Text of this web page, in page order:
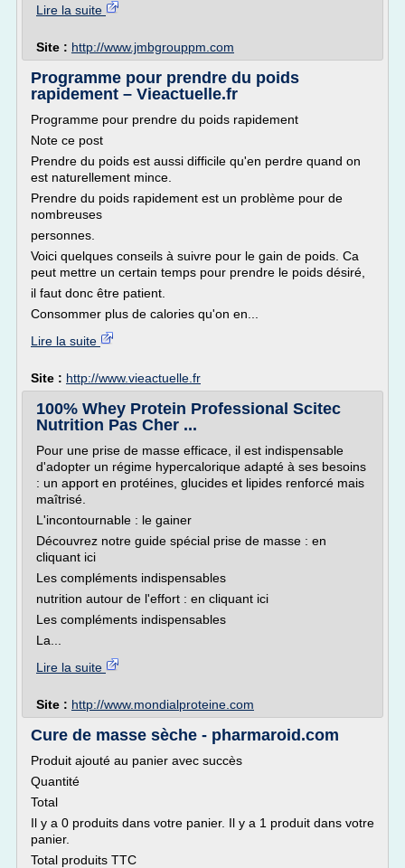
Lire la suite
Site : http://www.jmbgrouppm.com
Programme pour prendre du poids
rapidement – Vieactuelle.fr
Programme pour prendre du poids rapidement
Note ce post
Prendre du poids est aussi difficile qu'en perdre quand on
est naturellement mince.
Prendre du poids rapidement est un problème pour de
nombreuses
personnes.
Voici quelques conseils à suivre pour le gain de poids. Ca
peut mettre un certain temps pour prendre le poids désiré,
il faut donc être patient.
Consommer plus de calories qu'on en...
Lire la suite
Site : http://www.vieactuelle.fr
100% Whey Protein Professional Scitec
Nutrition Pas Cher ...
Pour une prise de masse efficace, il est indispensable
d'adopter un régime hypercalorique adapté à ses besoins
: un apport en protéines, glucides et lipides renforcé mais
maîtrisé.
L'incontournable : le gainer
Découvrez notre guide spécial prise de masse : en
cliquant ici
Les compléments indispensables
nutrition autour de l'effort : en cliquant ici
Les compléments indispensables
La...
Lire la suite
Site : http://www.mondialproteine.com
Cure de masse sèche - pharmaroid.com
Produit ajouté au panier avec succès
Quantité
Total
Il y a 0 produits dans votre panier. Il y a 1 produit dans votre
panier.
Total produits TTC